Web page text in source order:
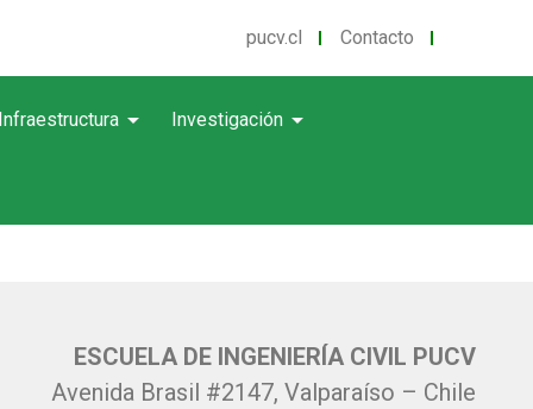
pucv.cl Contacto
Infraestructura arrow_drop_down Investigación arrow_drop_down
ESCUELA DE INGENIERÍA CIVIL PUCV
Avenida Brasil #2147, Valparaíso – Chile